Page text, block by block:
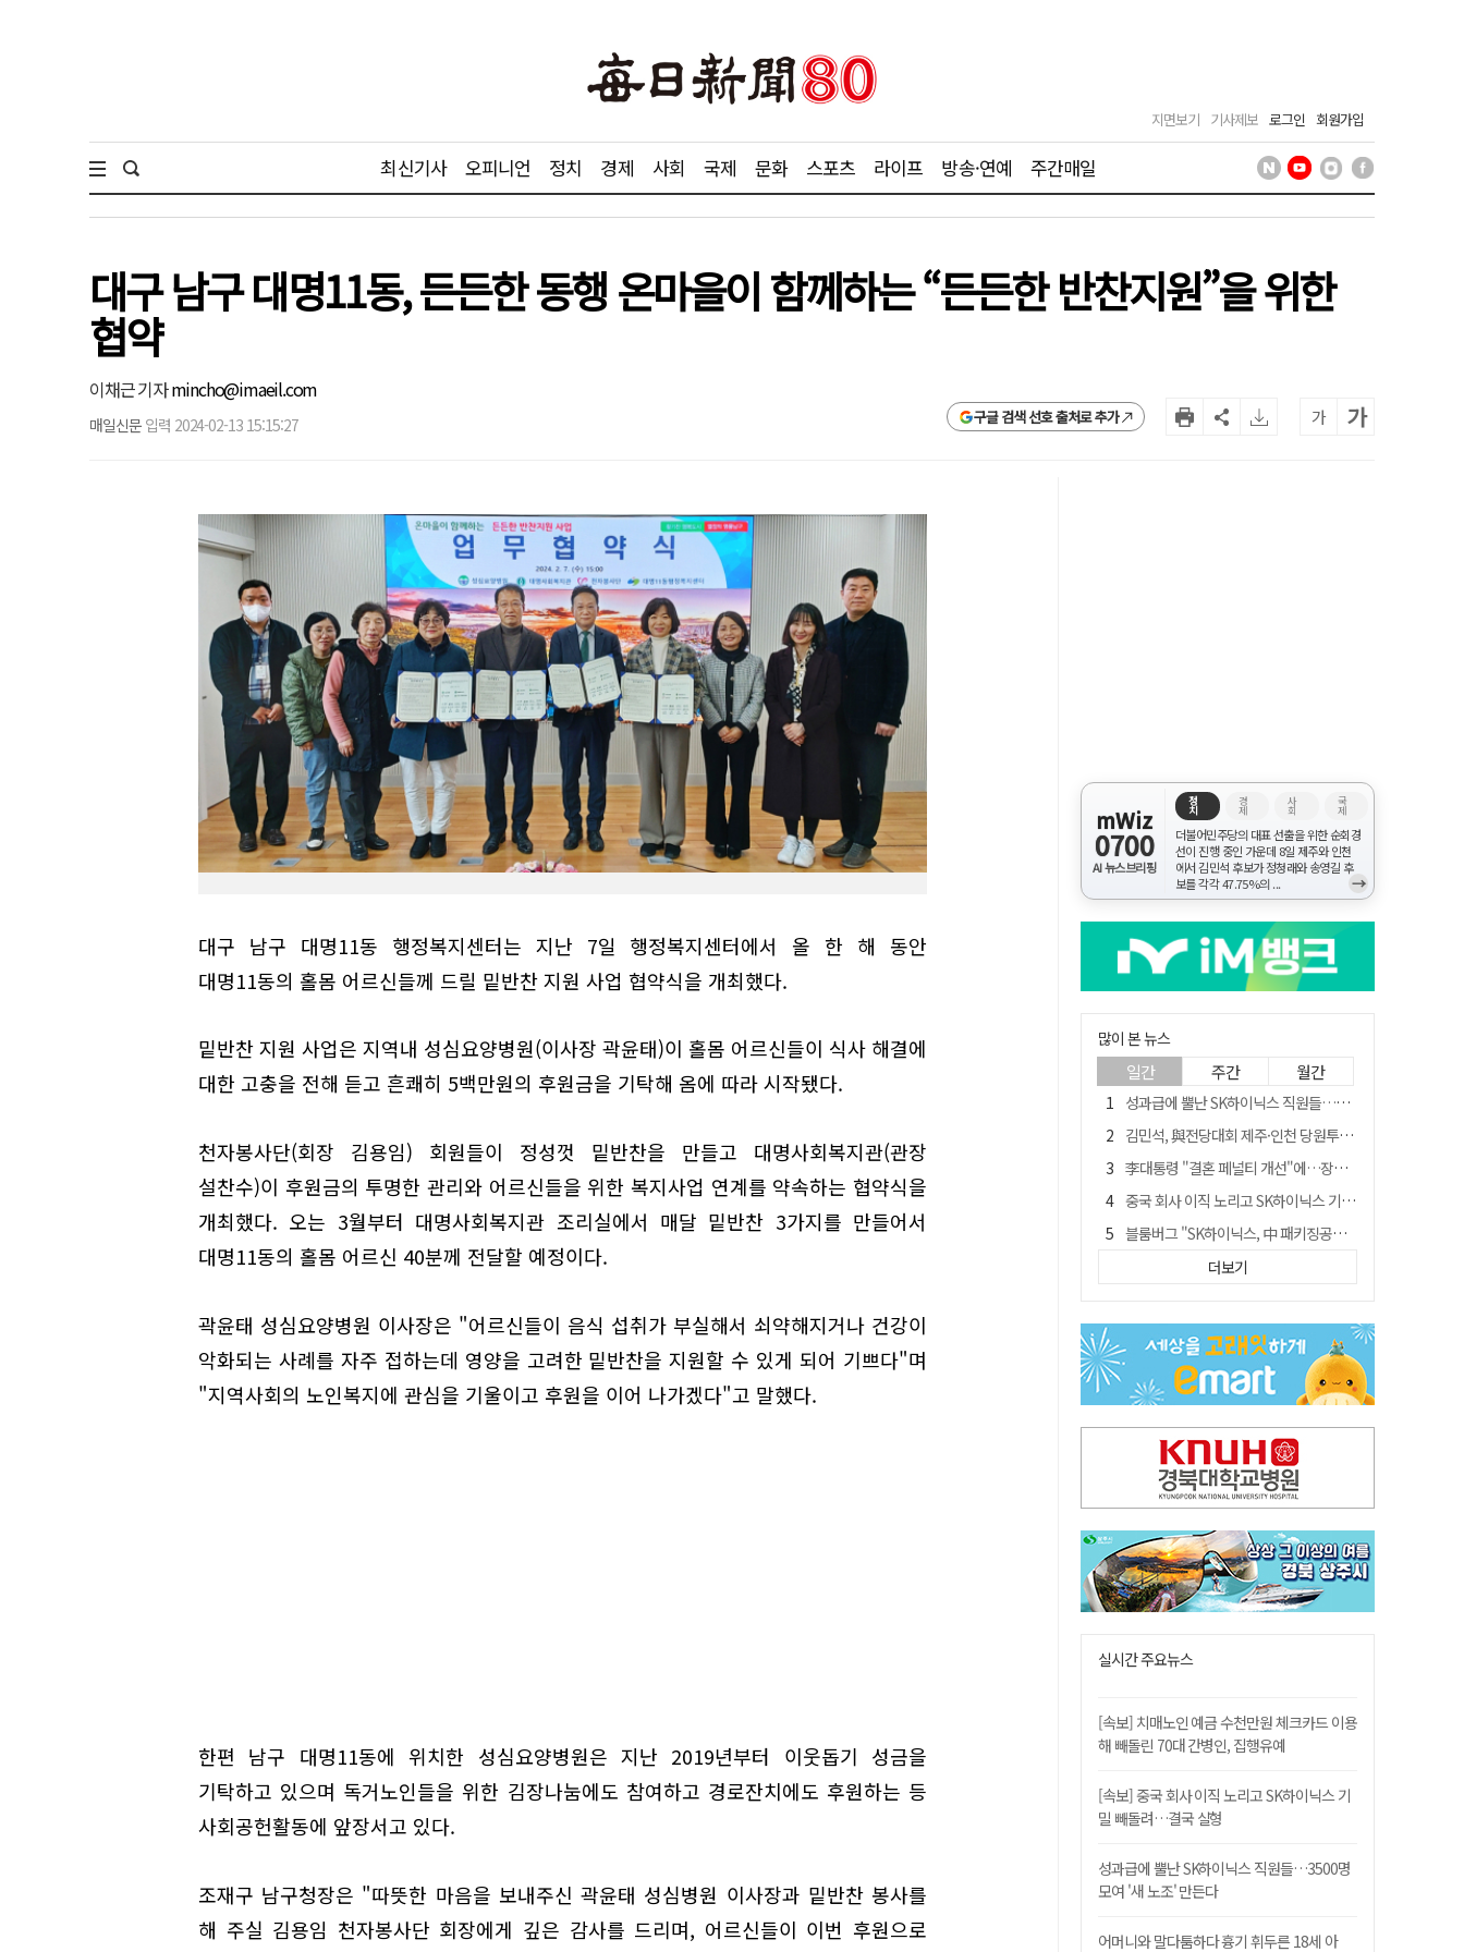
지면보기 기사제보 로그인 회원가입
최신기사 오피니언 정치 경제 사회 국제 문화 스포츠 라이프 방송·연예 주간매일
대구 남구 대명11동, 든든한 동행 온마을이 함께하는 “든든한 반찬지원”을 위한
협약
이채근 기자mincho@imaeil.com
매일신문 입력 2024-02-13 15:15:27 구글 검색 선호 출처로 추가 가 가
대구 남구 대명11동 행정복지센터는 지난 7일 행정복지센터에서 올 한 해 동안
대명11동의 홀몸 어르신들께 드릴 밑반찬 지원 사업 협약식을 개최했다.
밑반찬 지원 사업은 지역내 성심요양병원(이사장 곽윤태)이 홀몸 어르신들이 식사 해결에
대한 고충을 전해 듣고 흔쾌히 5백만원의 후원금을 기탁해 옴에 따라 시작됐다.
천자봉사단(회장 김용임) 회원들이 정성껏 밑반찬을 만들고 대명사회복지관(관장
설찬수)이 후원금의 투명한 관리와 어르신들을 위한 복지사업 연계를 약속하는 협약식을
개최했다. 오는 3월부터 대명사회복지관 조리실에서 매달 밑반찬 3가지를 만들어서
대명11동의 홀몸 어르신 40분께 전달할 예정이다.
곽윤태 성심요양병원 이사장은 "어르신들이 음식 섭취가 부실해서 쇠약해지거나 건강이
악화되는 사례를 자주 접하는데 영양을 고려한 밑반찬을 지원할 수 있게 되어 기쁘다"며
"지역사회의 노인복지에 관심을 기울이고 후원을 이어 나가겠다"고 말했다.
한편 남구 대명11동에 위치한 성심요양병원은 지난 2019년부터 이웃돕기 성금을
기탁하고 있으며 독거노인들을 위한 김장나눔에도 참여하고 경로잔치에도 후원하는 등
사회공헌활동에 앞장서고 있다.
조재구 남구청장은 "따뜻한 마음을 보내주신 곽윤태 성심병원 이사장과 밑반찬 봉사를
해 주실 김용임 천자봉사단 회장에게 깊은 감사를 드리며, 어르신들이 이번 후원으로
mWiz
0700
AI 뉴스브리핑
정
치
경
제
사
회
국
제
더불어민주당의 대표 선출을 위한 순회경
선이 진행 중인 가운데 8일 제주와 인천
에서 김민석 후보가 정청래와 송영길 후
보를 각각 47.75%의 ...
→
많이 본 뉴스
일간 주간 월간
성과급에 뿔난 SK하이닉스 직원들…3500명 모여 '새 노조' 만든다
김민석, 與전당대회 제주·인천 당원투표서 승리…누적 득표는 '초박빙'
李대통령 "결혼 페널티 개선"에…장동혁 "그 페널티 만든 게 이 정권"
중국 회사 이직 노리고 SK하이닉스 기밀 빼돌려…결국 실형
블룸버그 "SK하이닉스, 中 패키징공장 지분매각 등 검토"
트럼프 만난 손현보 목사…"현재 자유대한민국 여러 면에서 어려움"
경북 칠곡시니어클럽 커피앤솝 사업단…자개소품 만들기 문화체험 운영
"아버지 외출한 사이"…흉기로 40대母 살해한 고교 자퇴생, 구속 기로에
서울 면목동서 60대 남성 2명 흉기에 숨져…지인 관계로 추정
더보기
실시간 주요뉴스
[속보] 치매노인 예금 수천만원 체크카드 이용
해 빼돌린 70대 간병인, 집행유예
[속보] 중국 회사 이직 노리고 SK하이닉스 기
밀 빼돌려…결국 실형
성과급에 뿔난 SK하이닉스 직원들…3500명
모여 '새 노조' 만든다
어머니와 말다툼하다 흉기 휘두른 18세 아